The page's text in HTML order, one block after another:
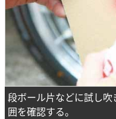
段ボール片などに試し
囲を確認する。